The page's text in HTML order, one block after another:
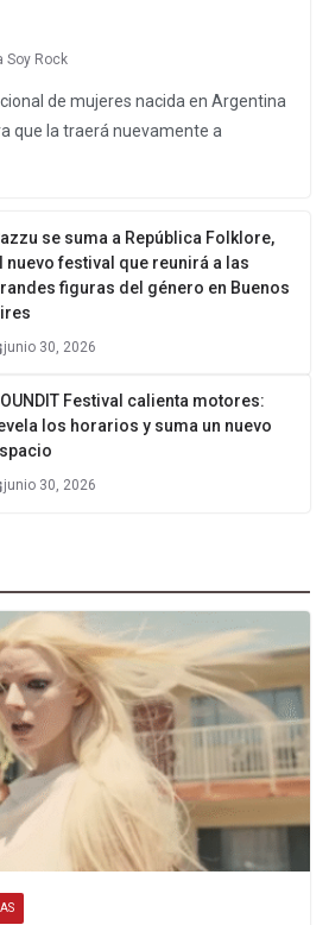
Soy Rock
de mujeres nacida en Argentina
que la traerá nuevamente a
se suma a República Folklore,
nuevo festival que reunirá a las
figuras del género en Buenos
junio 30, 2026
Festival calienta motores:
los horarios y suma un nuevo
junio 30, 2026